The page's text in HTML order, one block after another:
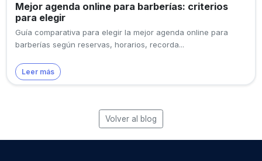
Mejor agenda online para barberías: criterios
para elegir
Guía comparativa para elegir la mejor agenda online para
barberías según reservas, horarios, recorda...
Leer más
Volver al blog